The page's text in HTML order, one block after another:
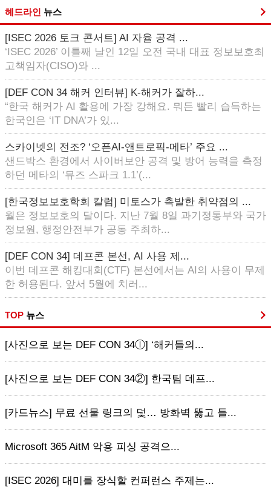
헤드라인 뉴스
[ISEC 2026 토크 콘서트] AI 자율 공격 ...
‘ISEC 2026’ 이틀째 날인 12일 오전 국내 대표 정보보호최
고책임자(CISO)와 ...
[DEF CON 34 해커 인터뷰] K-해커가 잘하...
“한국 해커가 AI 활용에 가장 강해요. 뭐든 빨리 습득하는
한국인은 ‘IT DNA’가 있...
스카이넷의 전조? ‘오픈AI-앤트로픽-메타’ 주요 ...
샌드박스 환경에서 사이버보안 공격 및 방어 능력을 측정
하던 메타의 ‘뮤즈 스파크 1.1’(...
[한국정보보호학회 칼럼] 미토스가 촉발한 취약점의 ...
월은 정보보호의 달이다. 지난 7월 8일 과기정통부와 국가
정보원, 행정안전부가 공동 주최하...
[DEF CON 34] 데프콘 본선, AI 사용 제...
이번 데프콘 해킹대회(CTF) 본선에서는 AI의 사용이 무제
한 허용된다. 앞서 5월에 치러...
TOP 뉴스
[사진으로 보는 DEF CON 34ⓛ] ‘해커들의...
[사진으로 보는 DEF CON 34②] 한국팀 데프...
[카드뉴스] 무료 선물 링크의 덫… 방화벽 뚫고 들...
Microsoft 365 AitM 악용 피싱 공격으...
[ISEC 2026] 대미를 장식할 컨퍼런스 주제는...